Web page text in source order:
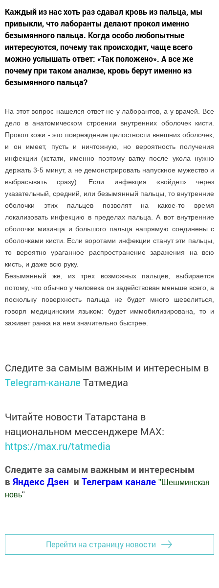
Каждый из нас хоть раз сдавал кровь из пальца, мы
привыкли, что лаборанты делают прокол именно
безымянного пальца. Когда особо любопытные
интересуются, почему так происходит, чаще всего
можно услышать ответ: «Так положено». А все же
почему при таком анализе, кровь берут именно из
безымянного пальца?
На этот вопрос нашелся ответ не у лаборантов, а у врачей. Все
дело в анатомическом строении внутренних оболочек кисти.
Прокол кожи - это повреждение целостности внешних оболочек,
и он имеет, пусть и ничтожную, но вероятность получения
инфекции (кстати, именно поэтому ватку после укола нужно
держать 3-5 минут, а не демонстрировать напускное мужество и
выбрасывать сразу). Если инфекция «войдет» через
указательный, средний, или безымянный пальцы, то внутренние
оболочки этих пальцев позволят на какое-то время
локализовать инфекцию в пределах пальца. А вот внутренние
оболочки мизинца и большого пальца напрямую соединены с
оболочками кисти. Если воротами инфекции станут эти пальцы,
то вероятно ураганное распространение заражения на всю
кисть, и даже всю руку.
Безымянный же, из трех возможных пальцев, выбирается
потому, что обычно у человека он задействован меньше всего, а
поскольку поверхность пальца не будет много шевелиться,
говоря медицинским языком: будет иммобилизирована, то и
заживет ранка на нем значительно быстрее.
Следите за самым важным и интересным в
Telegram-канале Татмедиа
Читайте новости Татарстана в
национальном мессенджере MАХ:
https://max.ru/tatmedia
Следите за самым важным и интересным
в Яндекс Дзен и Телеграм канале " Шешминская
новь"
Перейти на страницу новости